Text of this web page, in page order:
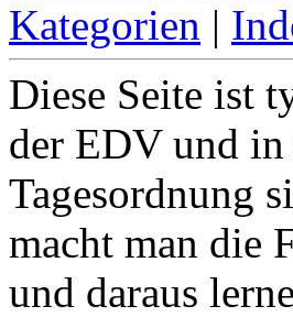
Kategorien |
Diese Seite ist
der EDV und
Tagesordnung
macht man die
und daraus